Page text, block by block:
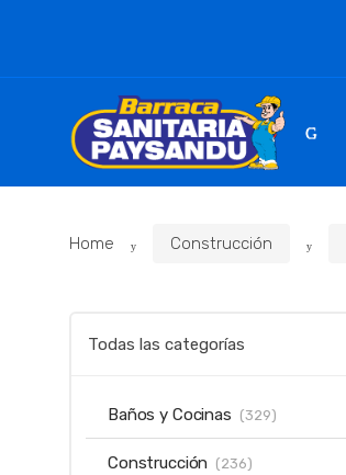
Home Construcción
Todas las categorías
Baños y Cocinas (329)
Construcción (236)